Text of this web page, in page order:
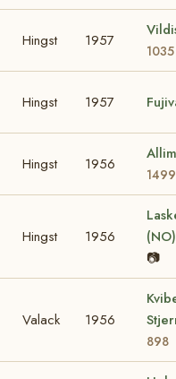
Hingst 1957
1035
Hingst 1957
Hingst 1956
1499
Hingst 1956
📷
Valack 1956
898